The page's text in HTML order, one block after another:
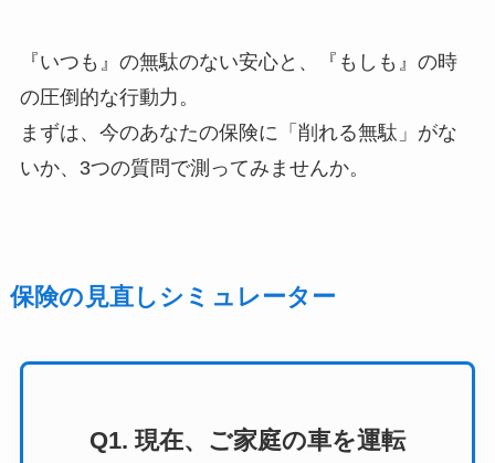
『いつも』の無駄のない安心と、『もしも』の時
の圧倒的な行動力。
まずは、今のあなたの保険に「削れる無駄」がな
いか、3つの質問で測ってみませんか。
保険の見直しシミュレーター
Q1. 現在、ご家庭の車を運転